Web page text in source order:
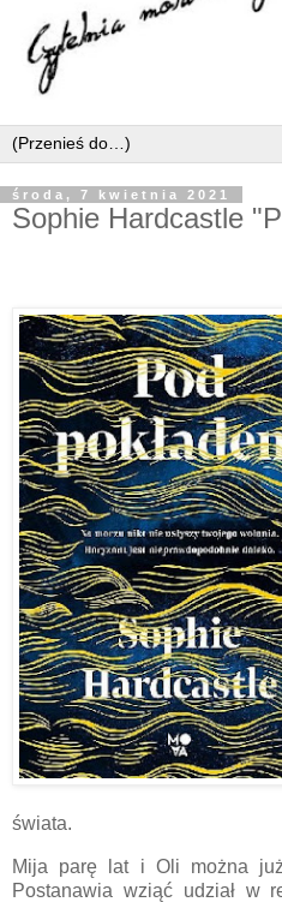
środa, 7 kwietnia 2021
Sophie Hardcastle
świata.
Mija parę lat i Oli można
Postanawia wziąć udział w